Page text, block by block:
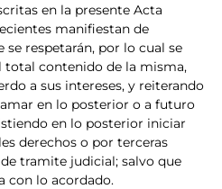
en la presente Acta
manifiestan de
respetarán, por lo cual se
total contenido de la misma,
a sus intereses, y reiterando
en lo posterior o a futuro
en lo posterior iniciar
derechos o por terceras
tramite judicial; salvo que
con lo acordado.